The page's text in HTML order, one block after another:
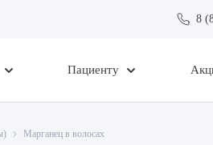
8
Пациенту
Марганец в волосах